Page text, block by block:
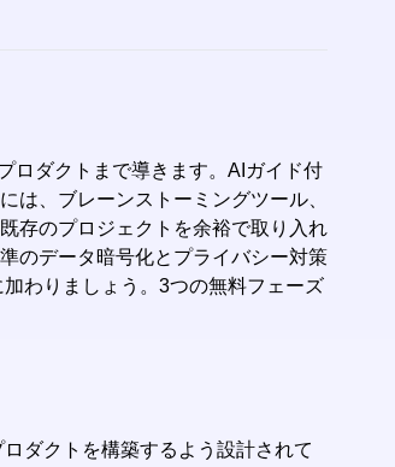
ロダクトまで導きます。AIガイド付
は、ブレーンストーミングツール、
存のプロジェクトを余裕で取り入れ
のデータ暗号化とプライバシー対策
わりましょう。3つの無料フェーズ
ダクトを構築するよう設計されて